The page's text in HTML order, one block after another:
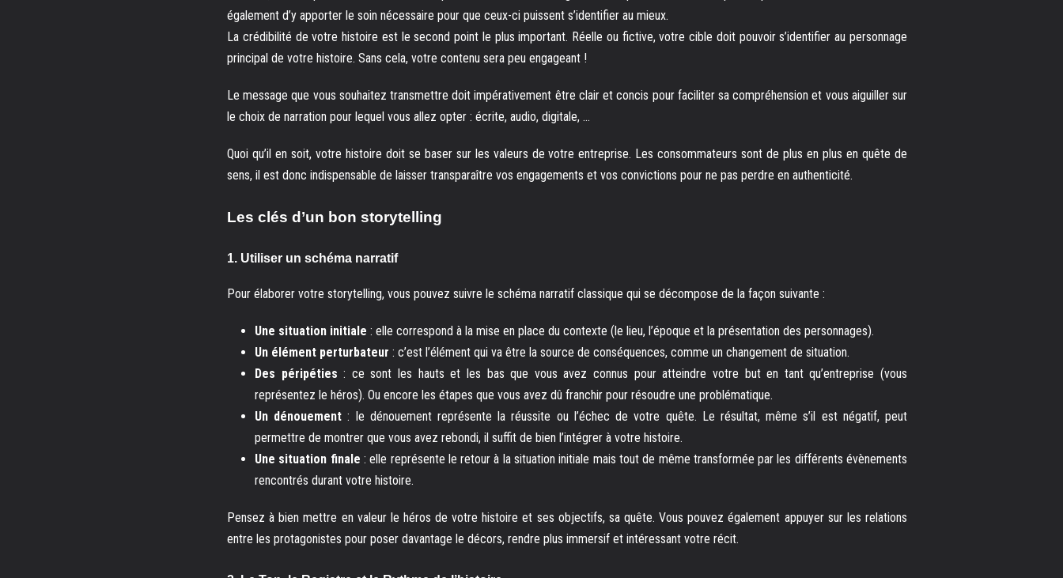
également d’y apporter le soin nécessaire pour que ceux-ci puissent s’identifier au mieux.
La crédibilité de votre histoire est le second point le plus important. Réelle ou fictive, votre cible doit pouvoir s’identifier au personnage
principal de votre histoire. Sans cela, votre contenu sera peu engageant !
Le message que vous souhaitez transmettre doit impérativement être clair et concis pour faciliter sa compréhension et vous aiguiller sur
le choix de narration pour lequel vous allez opter : écrite, audio, digitale, …
Quoi qu’il en soit, votre histoire doit se baser sur les valeurs de votre entreprise. Les consommateurs sont de plus en plus en quête de
sens, il est donc indispensable de laisser transparaître vos engagements et vos convictions pour ne pas perdre en authenticité.
Les clés d’un bon storytelling
1. Utiliser un schéma narratif
Pour élaborer votre storytelling, vous pouvez suivre le schéma narratif classique qui se décompose de la façon suivante :
Une situation initiale : elle correspond à la mise en place du contexte (le lieu, l’époque et la présentation des personnages).
Un élément perturbateur : c’est l’élément qui va être la source de conséquences, comme un changement de situation.
Des péripéties: ce sont les hauts et les bas que vous avez connus pour atteindre votre but en tant qu’entreprise (vous
représentez le héros). Ou encore les étapes que vous avez dû franchir pour résoudre une problématique.
Un dénouement: le dénouement représente la réussite ou l’échec de votre quête. Le résultat, même s’il est négatif, peut
permettre de montrer que vous avez rebondi, il suffit de bien l’intégrer à votre histoire.
Une situation finale : elle représente le retour à la situation initiale mais tout de même transformée par les différents évènements
rencontrés durant votre histoire.
Pensez à bien mettre en valeur le héros de votre histoire et ses objectifs, sa quête. Vous pouvez également appuyer sur les relations
entre les protagonistes pour poser davantage le décors, rendre plus immersif et intéressant votre récit.